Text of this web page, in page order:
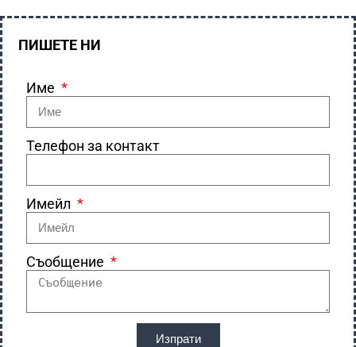
ПИШЕТЕ НИ
Име
Телефон за контакт
Имейл
Съобщение
Изпрати